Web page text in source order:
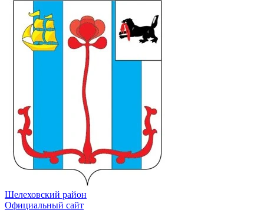
Шелеховский район
Официальный сайт